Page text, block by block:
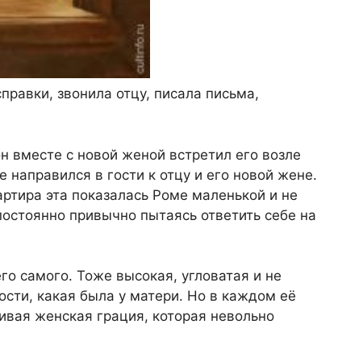
звонила отцу, писала письма,
с новой женой встретил его возле
в гости к отцу и его новой жене.
эта показалась Роме маленькой и не
привычно пытаясь ответить себе на
самого. Тоже высокая, угловатая и не
какая была у матери. Но в каждом её
женская грация, которая невольно